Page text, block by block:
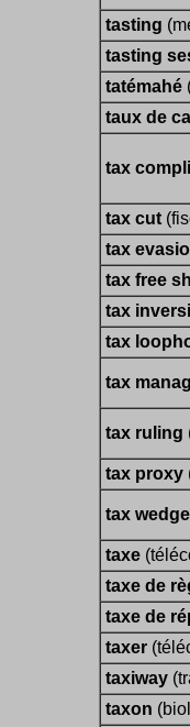
tasting
tasting
tatémahé
taux de
tax
tax cut
tax
tax free
tax
tax
tax
tax ruling
tax proxy
tax wedge
taxe
taxe de
taxe de
taxer
taxiway
taxon